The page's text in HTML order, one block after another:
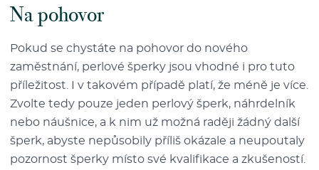
Na pohovor
Pokud se chystáte na pohovor do nového
zaměstnání, perlové šperky jsou vhodné i pro tuto
příležitost. I v takovém případě platí, že méně je více.
Zvolte tedy pouze jeden perlový šperk, náhrdelník
nebo náušnice, a k nim už možná raději žádný další
šperk, abyste nepůsobily příliš okázale a neupoutaly
pozornost šperky místo své kvalifikace a zkušeností.